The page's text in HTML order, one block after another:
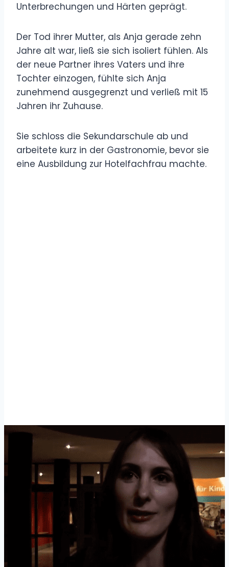
Unterbrechungen und Härten geprägt.
Der Tod ihrer Mutter, als Anja gerade zehn
Jahre alt war, ließ sie sich isoliert fühlen. Als
der neue Partner ihres Vaters und ihre
Tochter einzogen, fühlte sich Anja
zunehmend ausgegrenzt und verließ mit 15
Jahren ihr Zuhause.
Sie schloss die Sekundarschule ab und
arbeitete kurz in der Gastronomie, bevor sie
eine Ausbildung zur Hotelfachfrau machte.